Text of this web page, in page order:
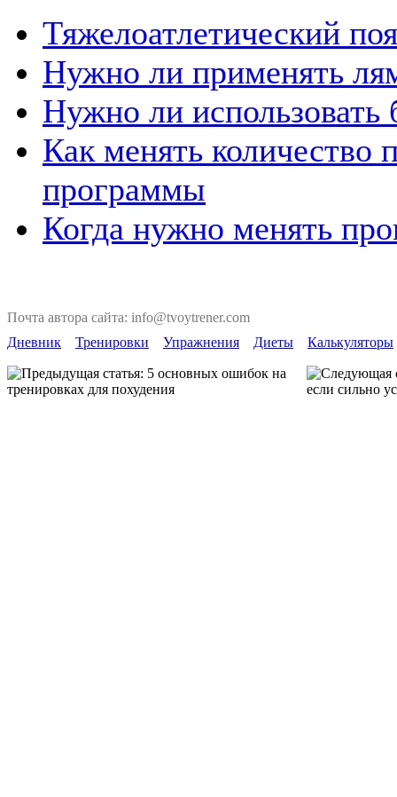
Тяжелоатлетический
Нужно ли применять
Нужно ли использовать
Как менять количество
программы
Когда нужно менять
Почта автора сайта: info@tvoytrener.com
Дневник
Тренировки Упражнения Диеты Калькуляторы